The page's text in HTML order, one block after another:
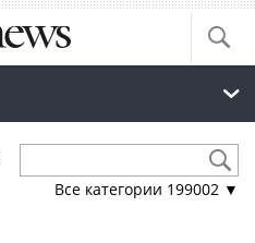
Все категории 199002 ▼